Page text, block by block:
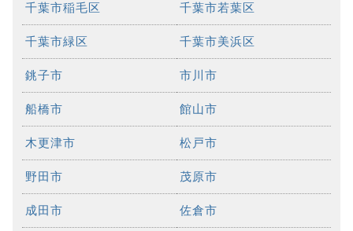
千葉市稲毛区 千葉市若葉区
千葉市緑区 千葉市美浜区
銚子市 市川市
船橋市 館山市
木更津市 松戸市
野田市 茂原市
成田市 佐倉市